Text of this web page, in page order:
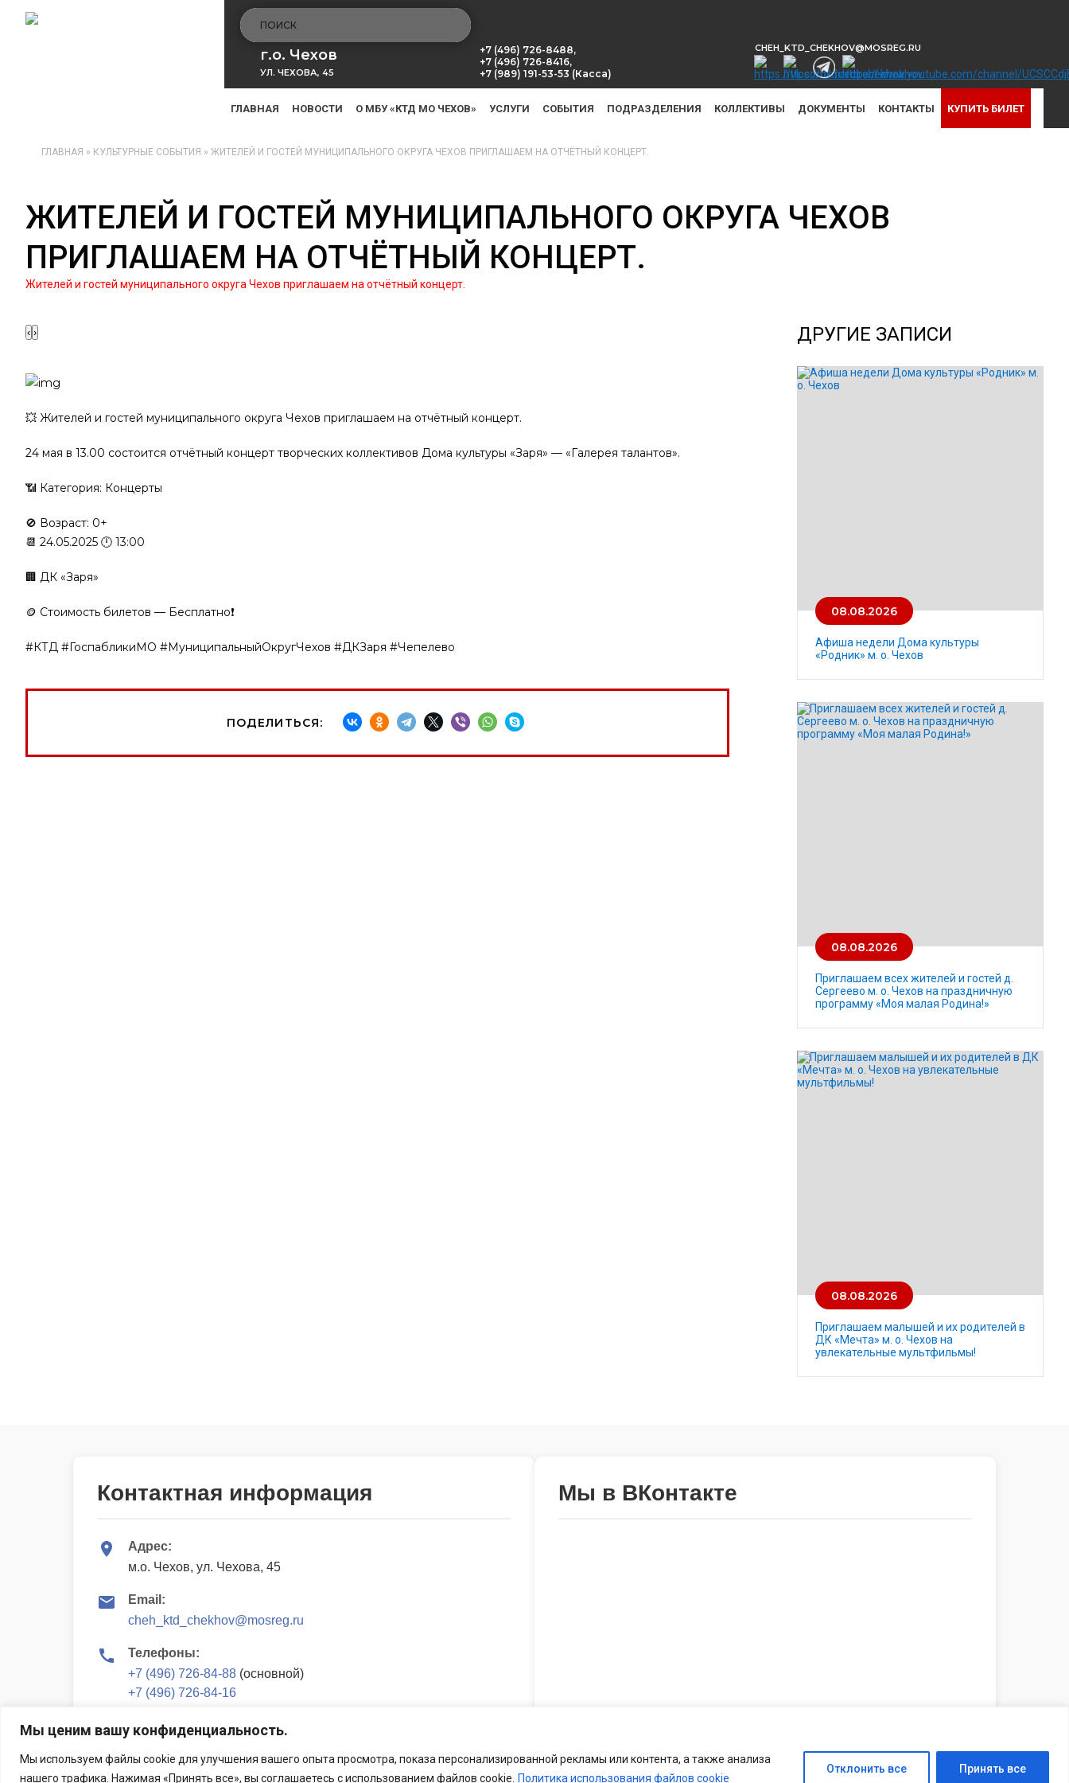
Мы ценим вашу конфиденциальность.
Мы используем файлы cookie для улучшения вашего опыта просмотра, показа персонализированной рекламы или контента, а также анализа
нашего трафика. Нажимая «Принять все», вы соглашаетесь с использованием файлов cookie. Политика использования файлов cookie
Отклонить все Принять все
г.о. Чехов
УЛ. ЧЕХОВА, 45
+7 (496) 726-8488,
+7 (496) 726-8416,
+7 (989) 191-53-53 (Касса)
CHEH_KTD_CHEKHOV@MOSREG.RU
ГЛАВНАЯ НОВОСТИ О МБУ «КТД МО ЧЕХОВ» УСЛУГИ СОБЫТИЯ ПОДРАЗДЕЛЕНИЯ КОЛЛЕКТИВЫ ДОКУМЕНТЫ КОНТАКТЫ КУПИТЬ БИЛЕТ
ГЛАВНАЯ » КУЛЬТУРНЫЕ СОБЫТИЯ » ЖИТЕЛЕЙ И ГОСТЕЙ МУНИЦИПАЛЬНОГО ОКРУГА ЧЕХОВ ПРИГЛАШАЕМ НА ОТЧЁТНЫЙ КОНЦЕРТ.
ЖИТЕЛЕЙ И ГОСТЕЙ МУНИЦИПАЛЬНОГО ОКРУГА ЧЕХОВ
ПРИГЛАШАЕМ НА ОТЧЁТНЫЙ КОНЦЕРТ.
Жителей и гостей муниципального округа Чехов приглашаем на отчётный концерт.
‹ ›
💥 Жителей и гостей муниципального округа Чехов приглашаем на отчётный концерт.
24 мая в 13.00 состоится отчётный концерт творческих коллективов Дома культуры «Заря» — «Галерея талантов».
📶 Категория: Концерты
🚫 Возраст: 0+
📆 24.05.2025 🕛 13:00
🏢 ДК «Заря»
🪙 Стоимость билетов — Бесплатно❗️
#КТД #ГоспабликиМО #МуниципальныйОкругЧехов #ДКЗаря #Чепелево
ПОДЕЛИТЬСЯ:
ДРУГИЕ ЗАПИСИ
08.08.2026
Афиша недели Дома культуры
«Родник» м. о. Чехов
08.08.2026
Приглашаем всех жителей и гостей д.
Сергеево м. о. Чехов на праздничную
программу «Моя малая Родина!»
08.08.2026
Приглашаем малышей и их родителей в
ДК «Мечта» м. о. Чехов на
увлекательные мультфильмы!
Контактная информация
Адрес:
м.о. Чехов, ул. Чехова, 45
Email:
cheh_ktd_chekhov@mosreg.ru
Телефоны:
+7 (496) 726-84-88 (основной)
+7 (496) 726-84-16
Мы в ВКонтакте